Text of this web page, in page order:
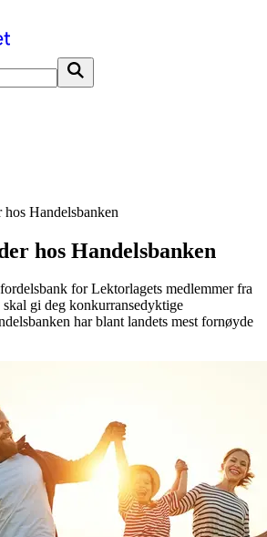
Handelsbanken
hos Handelsbanken
for Lektorlagets medlemmer fra
gi deg konkurransedyktige
har blant landets mest fornøyde